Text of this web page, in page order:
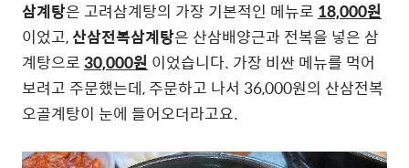
삼계탕은 고려삼계탕의 가장 기본적인 메뉴로 18,000원
이었고,산삼전복삼계탕은 산삼배양근과 전복을 넣은 삼
계탕으로30,000원 이었습니다. 가장 비싼 메뉴를 먹어
보려고 주문했는데, 주문하고 나서 36,000원의 산삼전복
오골계탕이 눈에 들어오더라고요.